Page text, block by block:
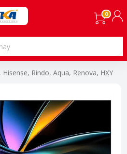
0
Hisense, Rindo, Aqua, Renova, HXY